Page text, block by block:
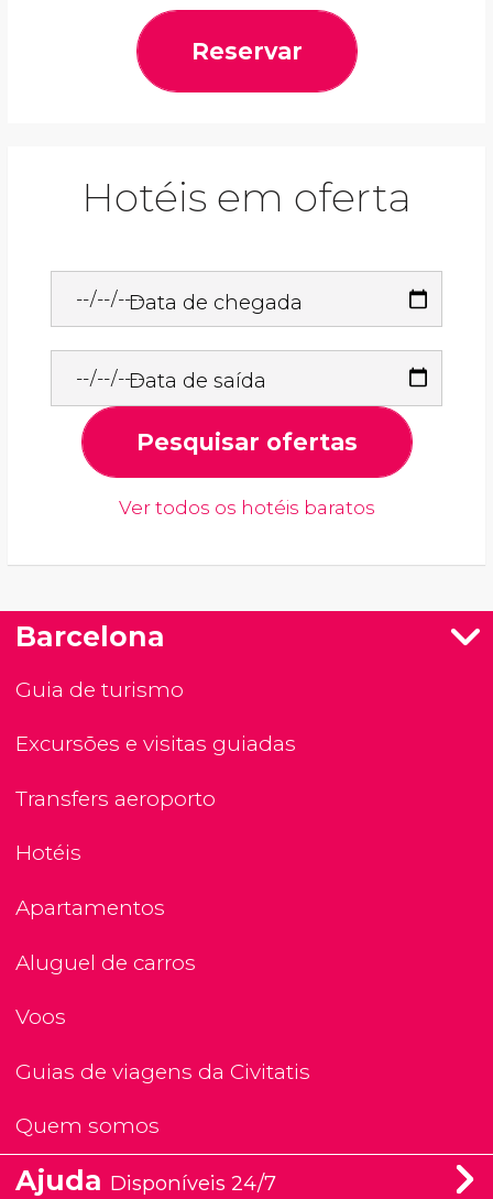
Reservar
Hotéis em oferta
Data de chegada
Data de saída
Pesquisar ofertas
Ver todos os hotéis baratos
Barcelona
Guia de turismo
Excursões e visitas guiadas
Transfers aeroporto
Hotéis
Apartamentos
Aluguel de carros
Voos
Guias de viagens da Civitatis
Quem somos
Ajuda Disponíveis 24/7